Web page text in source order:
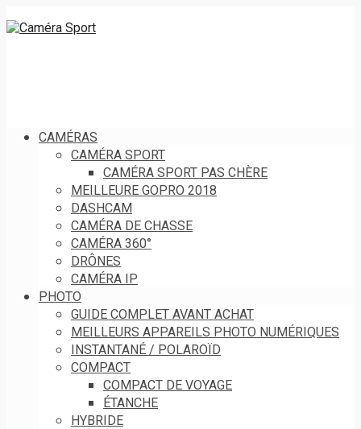
CAMÉRAS
CAMÉRA SPORT
CAMÉRA SPORT PAS CHÈRE
MEILLEURE GOPRO 2018
DASHCAM
CAMÉRA DE CHASSE
CAMÉRA 360°
DRÔNES
CAMÉRA IP
PHOTO
GUIDE COMPLET AVANT ACHAT
MEILLEURS APPAREILS PHOTO NUMÉRIQUES
INSTANTANÉ / POLAROÏD
COMPACT
COMPACT DE VOYAGE
ÉTANCHE
HYBRIDE